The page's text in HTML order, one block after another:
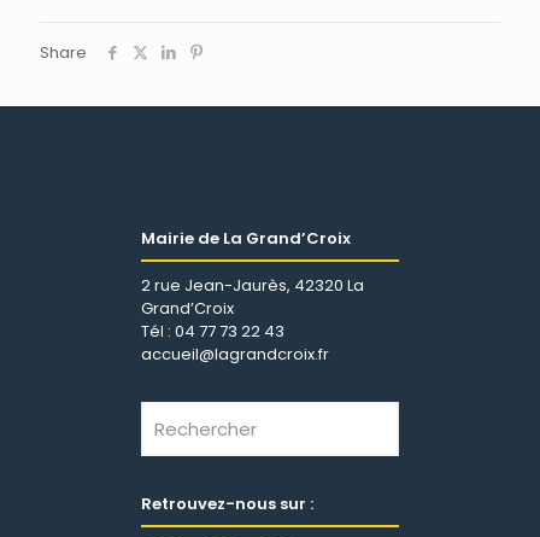
Share
Mairie de La Grand’Croix
2 rue Jean-Jaurès, 42320 La
Grand’Croix
Tél : 04 77 73 22 43
accueil@lagrandcroix.fr
Retrouvez-nous sur :